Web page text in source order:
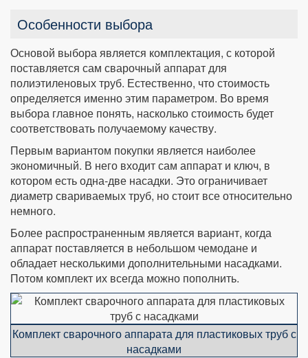
Особенности выбора
Основой выбора является комплектация, с которой
поставляется сам сварочный аппарат для
полиэтиленовых труб. Естественно, что стоимость
определяется именно этим параметром. Во время
выбора главное понять, насколько стоимость будет
соответствовать получаемому качеству.
Первым вариантом покупки является наиболее
экономичный. В него входит сам аппарат и ключ, в
котором есть одна-две насадки. Это ограничивает
диаметр свариваемых труб, но стоит все относительно
немного.
Более распространенным является вариант, когда
аппарат поставляется в небольшом чемодане и
обладает несколькими дополнительными насадками.
Потом комплект их всегда можно пополнить.
Комплект сварочного аппарата для пластиковых труб с
насадками